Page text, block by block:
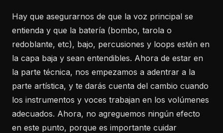
Hay que asegurarnos de que la voz principal se
entienda y que la batería (bombo, tarola o
redoblante, etc), bajo, percusiones y loops estén en
la capa baja y sean entendibles. Ahora de estar en
la parte técnica, nos empezamos a adentrar a la
parte artística, y te darás cuenta del cambio cuando
los instrumentos y voces trabajan en los volúmenes
adecuados. Ahora, no agreguemos ningún efecto
en este punto, porque es importante cuidar